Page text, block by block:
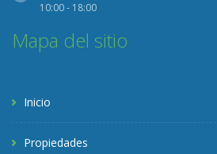
10:00 - 18:00
Mapa del sitio
Inicio
Propiedades